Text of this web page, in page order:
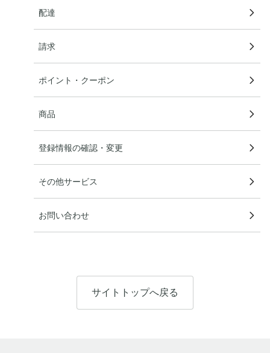
配達
請求
ポイント・クーポン
商品
登録情報の確認・変更
その他サービス
お問い合わせ
サイトトップへ戻る